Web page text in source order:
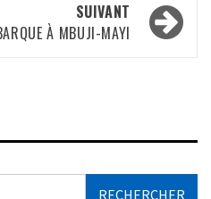
SUIVANT
À MBUJI-MAYI